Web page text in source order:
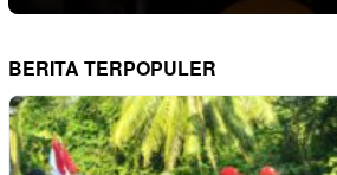
BERITA TERPOPULER